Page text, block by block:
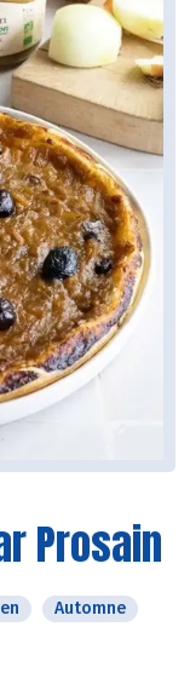
Prosain
Automne